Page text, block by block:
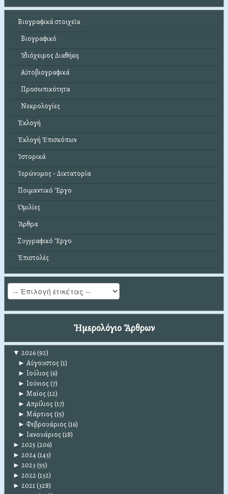
Βιογραφικά στοιχεῖα
Βιογραφικό
Ἰδιόχειρος Διαθήκη
Αὐτοβιογραφικά
Προσωπικότητα
Νεκρολογίες
Ἐκλογή
Ἐκλογή Ἐπισκόπων
Ἱστορικά
Ἱερώνυμος - Δικτατορία
Ποιμαντικό Ἔργο
Ὁμιλίες
Ἄρθρα
Συγγραφικό Ἔργο
Ἐπιστολές
Ἡμερολόγιο Ἄρθρων
▼ 2026(92)
► Αύγουστος (1)
► Ιούλιος (6)
► Ιούνιος (7)
► Μαϊος (12)
► Απρίλιος (17)
► Μάρτιος (15)
► Φεβρουάριος (16)
► Ιανουάριος (18)
► 2025 (206)
► 2024(143)
► 2023 (55)
► 2022(132)
► 2021(328)